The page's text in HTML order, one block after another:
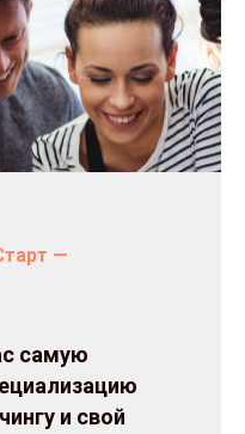
—
самую
и свой